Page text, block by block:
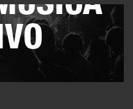
los miembros se
de música